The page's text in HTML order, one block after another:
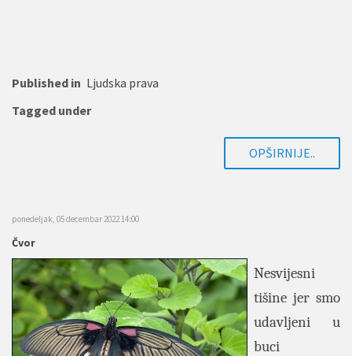
Published in Ljudska prava
Tagged under
OPŠIRNIJE..
ponedeljak, 05 decembar 2022 14:00
Čvor
Nesvijesni
tišine jer smo
udavljeni u
buci